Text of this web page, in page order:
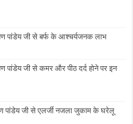
पांडेय जी से बर्फ के आश्चर्यजनक लाभ
पांडेय जी से कमर और पीठ दर्द होने पर इन
पांडेय जी से एलर्जी नजला जुकाम के घरेलू